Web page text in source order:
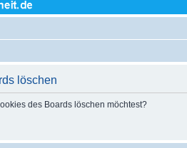
löschen
des Boards löschen möchtest?